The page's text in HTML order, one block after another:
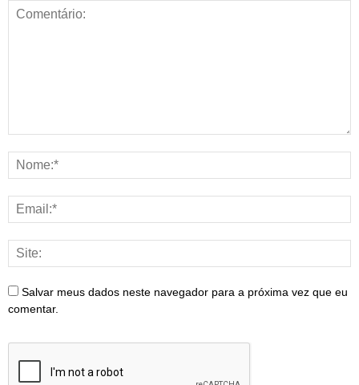
Salvar meus dados neste navegador para a próxima vez que eu
comentar.